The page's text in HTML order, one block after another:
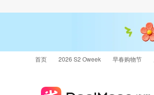
首页 2026 S2 Oweek 早春购物节